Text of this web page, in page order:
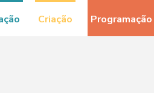
Criação Programação